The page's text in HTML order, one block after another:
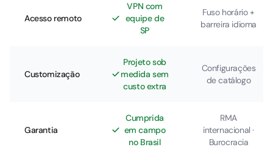
Acesso remoto
VPN com
equipe de
SP
Fuso horário +
barreira idioma
Customização
Projeto sob
medida sem
custo extra
Configurações
de catálogo
Garantia
Cumprida
em campo
no Brasil
RMA
internacional ·
Burocracia